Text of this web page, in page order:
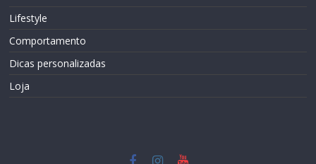
Lifestyle
Comportamento
Dicas personalizadas
Loja